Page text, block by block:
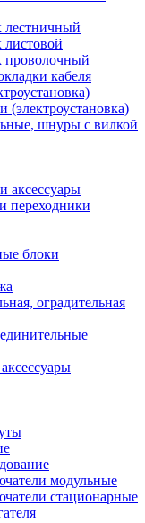
лестничный
проволочный
кабеля
(электроустановка)
шнуры с вилкой
аксессуары
переходники
блоки
оградительная
модульные
стационарные